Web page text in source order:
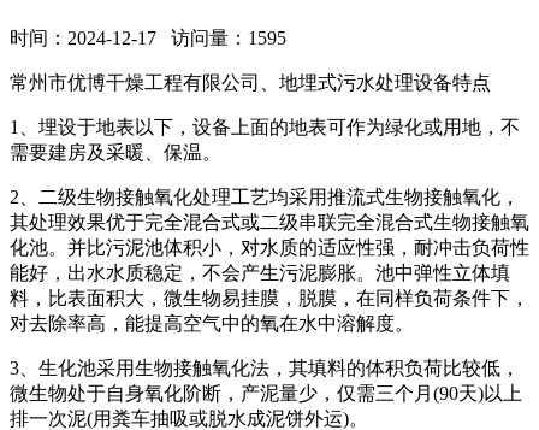
时间：2024-12-17 访问量：1595
常州市优博干燥工程有限公司、地埋式污水处理设备特点
1、埋设于地表以下，设备上面的地表可作为绿化或用地，不
需要建房及采暖、保温。
2、二级生物接触氧化处理工艺均采用推流式生物接触氧化，
其处理效果优于完全混合式或二级串联完全混合式生物接触氧
化池。并比污泥池体积小，对水质的适应性强，耐冲击负荷性
能好，出水水质稳定，不会产生污泥膨胀。池中弹性立体填
料，比表面积大，微生物易挂膜，脱膜，在同样负荷条件下，
对去除率高，能提高空气中的氧在水中溶解度。
3、生化池采用生物接触氧化法，其填料的体积负荷比较低，
微生物处于自身氧化阶断，产泥量少，仅需三个月(90天)以上
排一次泥(用粪车抽吸或脱水成泥饼外运)。